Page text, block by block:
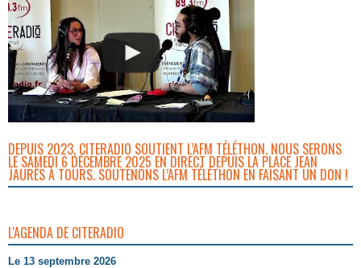
DEPUIS 2023, CITERADIO SOUTIENT L’AFM TÉLÉTHON. NOUS SERONS
LE SAMEDI 6 DÉCEMBRE 2025 EN DIRECT DEPUIS LA PLACE JEAN
JAURÈS À TOURS. SOUTENONS L’AFM TÉLÉTHON EN FAISANT UN DON !
L'AGENDA DE CITERADIO
Le 13 septembre 2026